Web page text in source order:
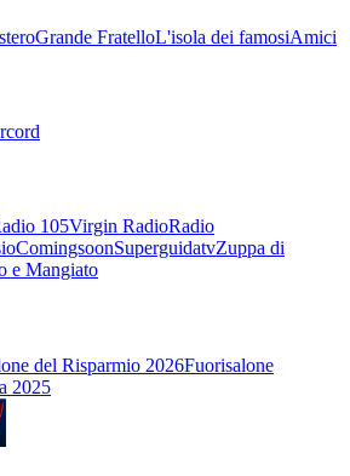
Grande FratelloL'isola dei famosiAmici
105Virgin RadioRadio
ComingsoonSuperguidatvZuppa di
e Mangiato
del Risparmio 2026Fuorisalone
2025